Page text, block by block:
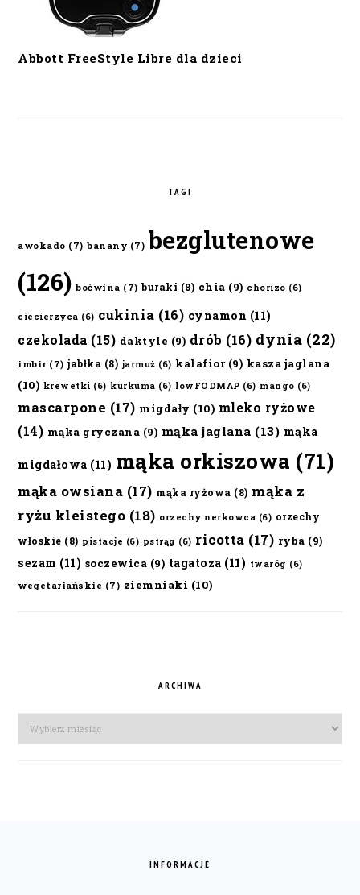
Abbott FreeStyle Libre dla dzieci
TAGI
awokado (7) banany (7) bezglutenowe
(126) boćwina (7) buraki (8) chia (9) chorizo (6)
ciecierzyca (6) cukinia (16) cynamon (11)
czekolada (15) daktyle (9) drób (16) dynia (22)
imbir (7) jabłka (8) jarmuż (6) kalafior(9) kasza jaglana
(10) krewetki (6) kurkuma (6) lowFODMAP (6) mango (6)
mascarpone (17) migdały (10) mleko ryżowe
(14) mąka gryczana (9) mąka jaglana (13) mąka
migdałowa (11) mąka orkiszowa (71)
mąka owsiana (17) mąka ryżowa (8) mąka z
ryżu kleistego (18) orzechy nerkowca (6) orzechy
włoskie (8) pistacje (6) pstrąg (6) ricotta (17) ryba (9)
sezam (11) soczewica (9) tagatoza (11) twaróg (6)
wegetariańskie (7) ziemniaki (10)
ARCHIWA
Archiwa
INFORMACJE